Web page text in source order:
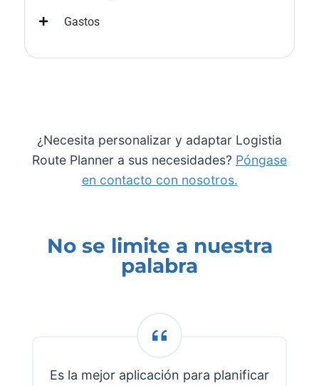
Gastos
¿Necesita personalizar y adaptar Logistia
Route Planner a sus necesidades? Póngase
en contacto con nosotros.
No se limite a nuestra
palabra
Es la mejor aplicación para planificar